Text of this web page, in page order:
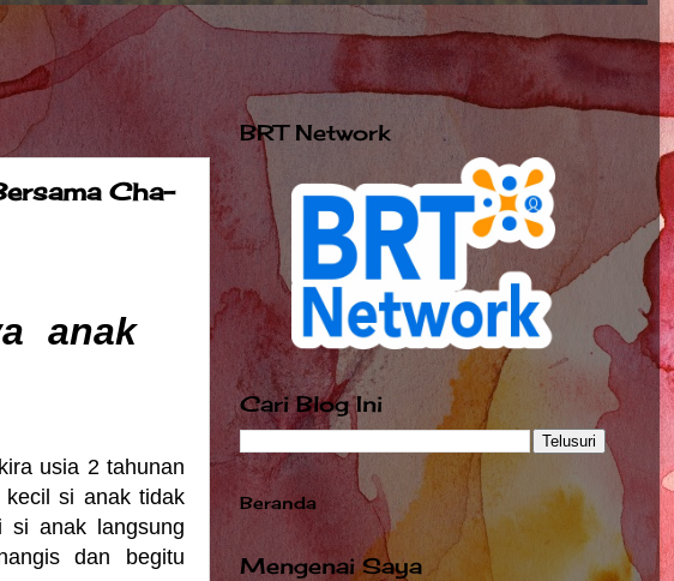
Cha-
anak
usia 2 tahunan
kecil si anak tidak
si anak langsung
dan begitu
BRT Network
Cari Blog Ini
Beranda
Mengenai Saya